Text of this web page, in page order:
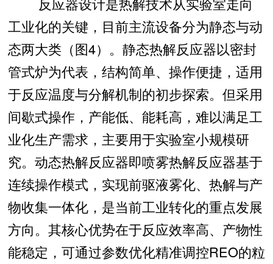
工业化的关键，目前主流设备分为静态与动
态两大类（图4）。静态热解反应器以密封
管式炉为代表，结构简单、操作便捷，适用
于反应温度与分解机制的初步探索。但采用
间歇式操作，产能低、能耗高，难以满足工
业化生产需求，主要用于实验室小规模研
究。动态热解反应器即喷雾热解反应器基于
连续操作模式，实现前驱液雾化、热解与产
物收集一体化，是当前工业转化的重点发展
方向。其核心优势在于反应效率高、产物性
能稳定，可通过参数优化精准调控REO的粒